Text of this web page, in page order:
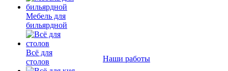
Мебель для
бильярдной
Всё для
столов
Наши работы